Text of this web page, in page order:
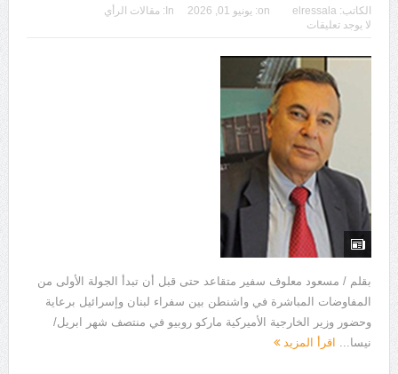
الكاتب: elressala
on: يونيو 01, 2026 In:
مقالات الرأي
لا يوجد تعليقات
بقلم / مسعود معلوف سفير متقاعد حتى قبل أن تبدأ الجولة الأولى من
المفاوضات المباشرة في واشنطن بين سفراء لبنان وإسرائيل برعاية
وحضور وزير الخارجية الأميركية ماركو روبيو في منتصف شهر ابريل/
نيسا... اقرأ المزيد